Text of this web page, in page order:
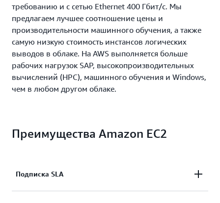
требованию и с сетью Ethernet 400 Гбит/с. Мы
предлагаем лучшее соотношение цены и
производительности машинного обучения, а также
самую низкую стоимость инстансов логических
выводов в облаке. На AWS выполняется больше
рабочих нагрузок SAP, высокопроизводительных
вычислений (HPC), машинного обучения и Windows,
чем в любом другом облаке.
Преимущества Amazon EC2
Подписка SLA